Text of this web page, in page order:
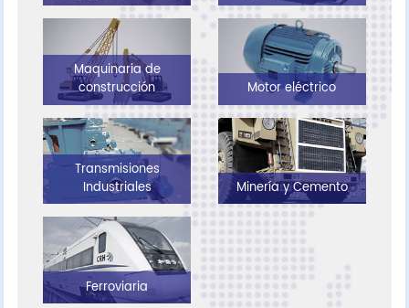
Maquinaria de
construcción
Motor eléctrico
Transmisiones
Industriales
Minería y Cemento
Ferroviaria